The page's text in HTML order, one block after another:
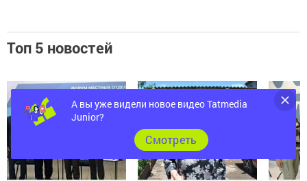
Топ 5 новостей
А вы уже видели новое видео Tatmedia
Junior?
Cмотреть